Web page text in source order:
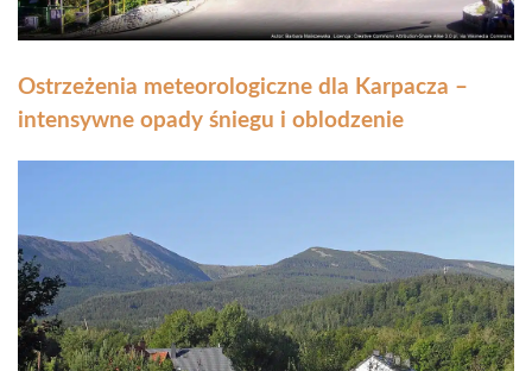
Ostrzeżenia meteorologiczne dla Karpacza –
intensywne opady śniegu i oblodzenie